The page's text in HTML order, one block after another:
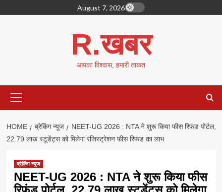
to
August 7, 2026
R.खबर
आपका विश्वास, हमारी ताकत
Menu
HOME ब्रेकिंग न्यूज
NEET-UG 2026 : NTA ने शुरू किया फीस रिफंड पोर्टल,
22.79 लाख स्टूडेंट्स को मिलेगा रजिस्ट्रेशन फीस रिफंड का लाभ
ब्रेकिंग न्यूज
NEET-UG 2026 : NTA ने शुरू किया फीस